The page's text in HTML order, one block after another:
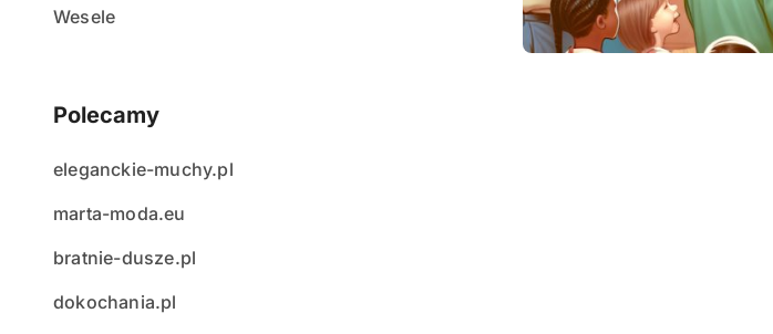
Wesele
Polecamy
eleganckie-muchy.pl
marta-moda.eu
bratnie-dusze.pl
dokochania.pl